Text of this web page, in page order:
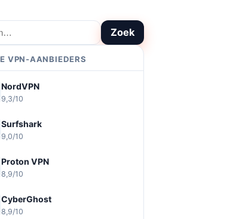
Zoek
VPN-AANBIEDERS
NordVPN
9,3/10
Surfshark
9,0/10
Proton VPN
8,9/10
CyberGhost
8,9/10